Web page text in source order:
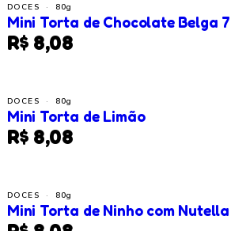
DOCES · 80g
Mini Torta de Chocolate Belga
R$ 8,08
DOCES · 80g
Mini Torta de Limão
R$ 8,08
DOCES · 80g
Mini Torta de Ninho com Nutella